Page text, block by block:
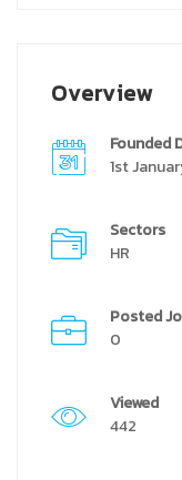
Overview
Founded
1st
Sectors
HR
Posted
0
Viewed
442